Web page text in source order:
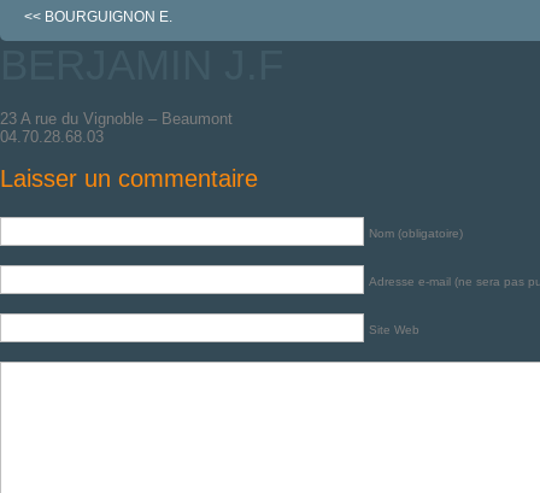
<< BOURGUIGNON E.
23 A rue du Vignoble – Beaumont
04.70.28.68.03
Laisser un commentaire
Nom (obligatoire)
Adresse e-mail (ne sera pas
Site Web